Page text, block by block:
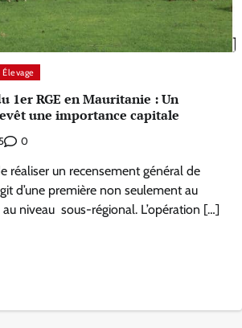
Élevage
1er RGE en Mauritanie : Un
une importance capitale
0
réaliser un recensement général de
d’une première non seulement au
niveau sous-régional. L’opération […]